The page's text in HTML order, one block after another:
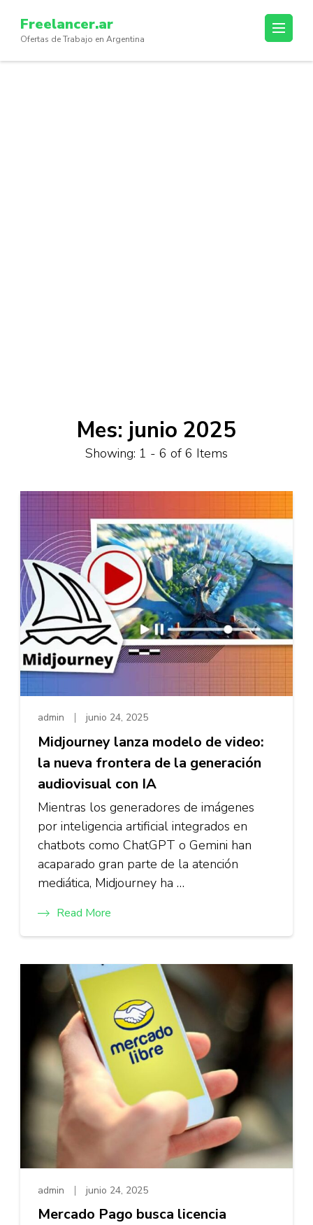
content
(Press
Freelancer.ar
Ofertas de Trabajo en Argentina
Mes: junio 2025
Showing: 1 - 6 of 6 Items
admin junio 24, 2025
Midjourney lanza modelo de video:
la nueva frontera de la generación
audiovisual con IA
Mientras los generadores de imágenes
por inteligencia artificial integrados en
chatbots como ChatGPT o Gemini han
acaparado gran parte de la atención
mediática, Midjourney ha …
Read More
admin junio 24, 2025
Mercado Pago busca licencia